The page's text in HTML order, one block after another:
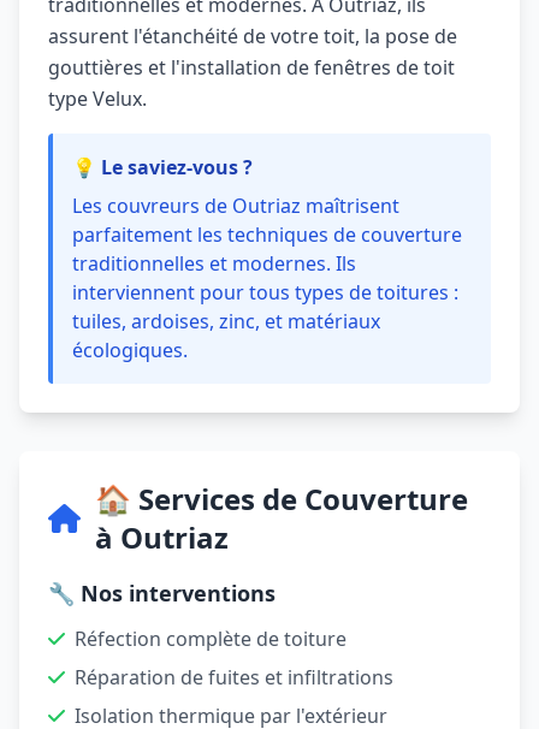
assurent l'étanchéité de votre toit, la pose de
gouttières et l'installation de fenêtres de toit
type Velux.
💡 Le saviez-vous ?
Les couvreurs de Outriaz maîtrisent
parfaitement les techniques de couverture
traditionnelles et modernes. Ils
interviennent pour tous types de toitures :
tuiles, ardoises, zinc, et matériaux
écologiques.
🏠 Services de Couverture
à Outriaz
🔧 Nos interventions
Réfection complète de toiture
Réparation de fuites et infiltrations
Isolation thermique par l'extérieur